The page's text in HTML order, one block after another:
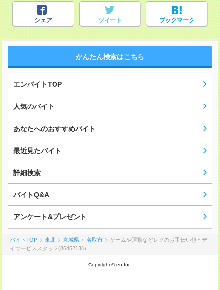
シェア ツイート ブックマーク
かんたん検索はこちら
エンバイトTOP
人気のバイト
あなたへのおすすめバイト
最近見たバイト
詳細検索
バイトQ&A
アンケート&プレゼント
バイトTOP 東北 宮城県 名取市
ゲームや運動などレクのお手伝い他＊デ
イサービススタッフ(86452138）
Copyright © en Inc.